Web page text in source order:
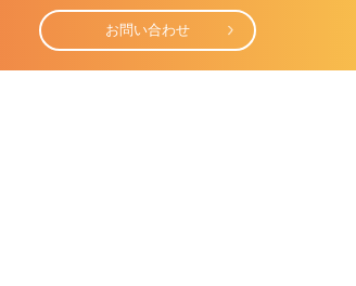
お問い合わせ